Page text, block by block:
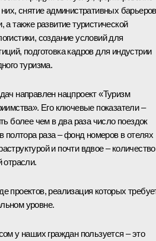
снятие административных барьеров
а также развитие туристической
создание условий для
подготовка кадров для индустрии
туризма.
направлен нацпроект «Туризм
Его ключевые показатели –
более чем в два раза число поездок
полтора раза – фонд номеров в отелях
и почти вдвое – количество
отрасли.
проектов, реализация которых
уровне.
у наших граждан пользуется – это